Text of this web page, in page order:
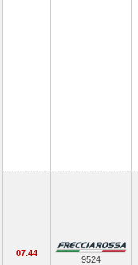
07.44
9524